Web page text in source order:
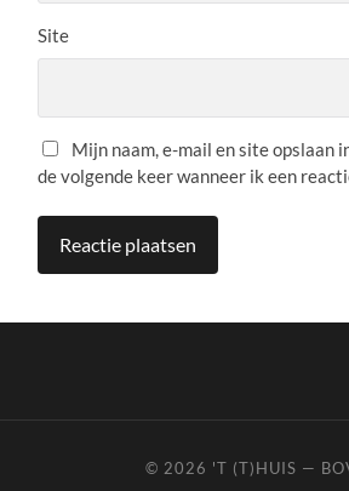
Site
Mijn naam, e-mail en site opslaan
de volgende keer wanneer ik een
© 2026 'T (T)HUIS —